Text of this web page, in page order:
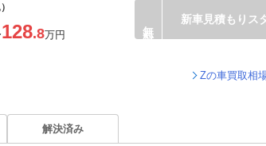
128.8万円
新車見積もりス
Zの車買取相
解決済み